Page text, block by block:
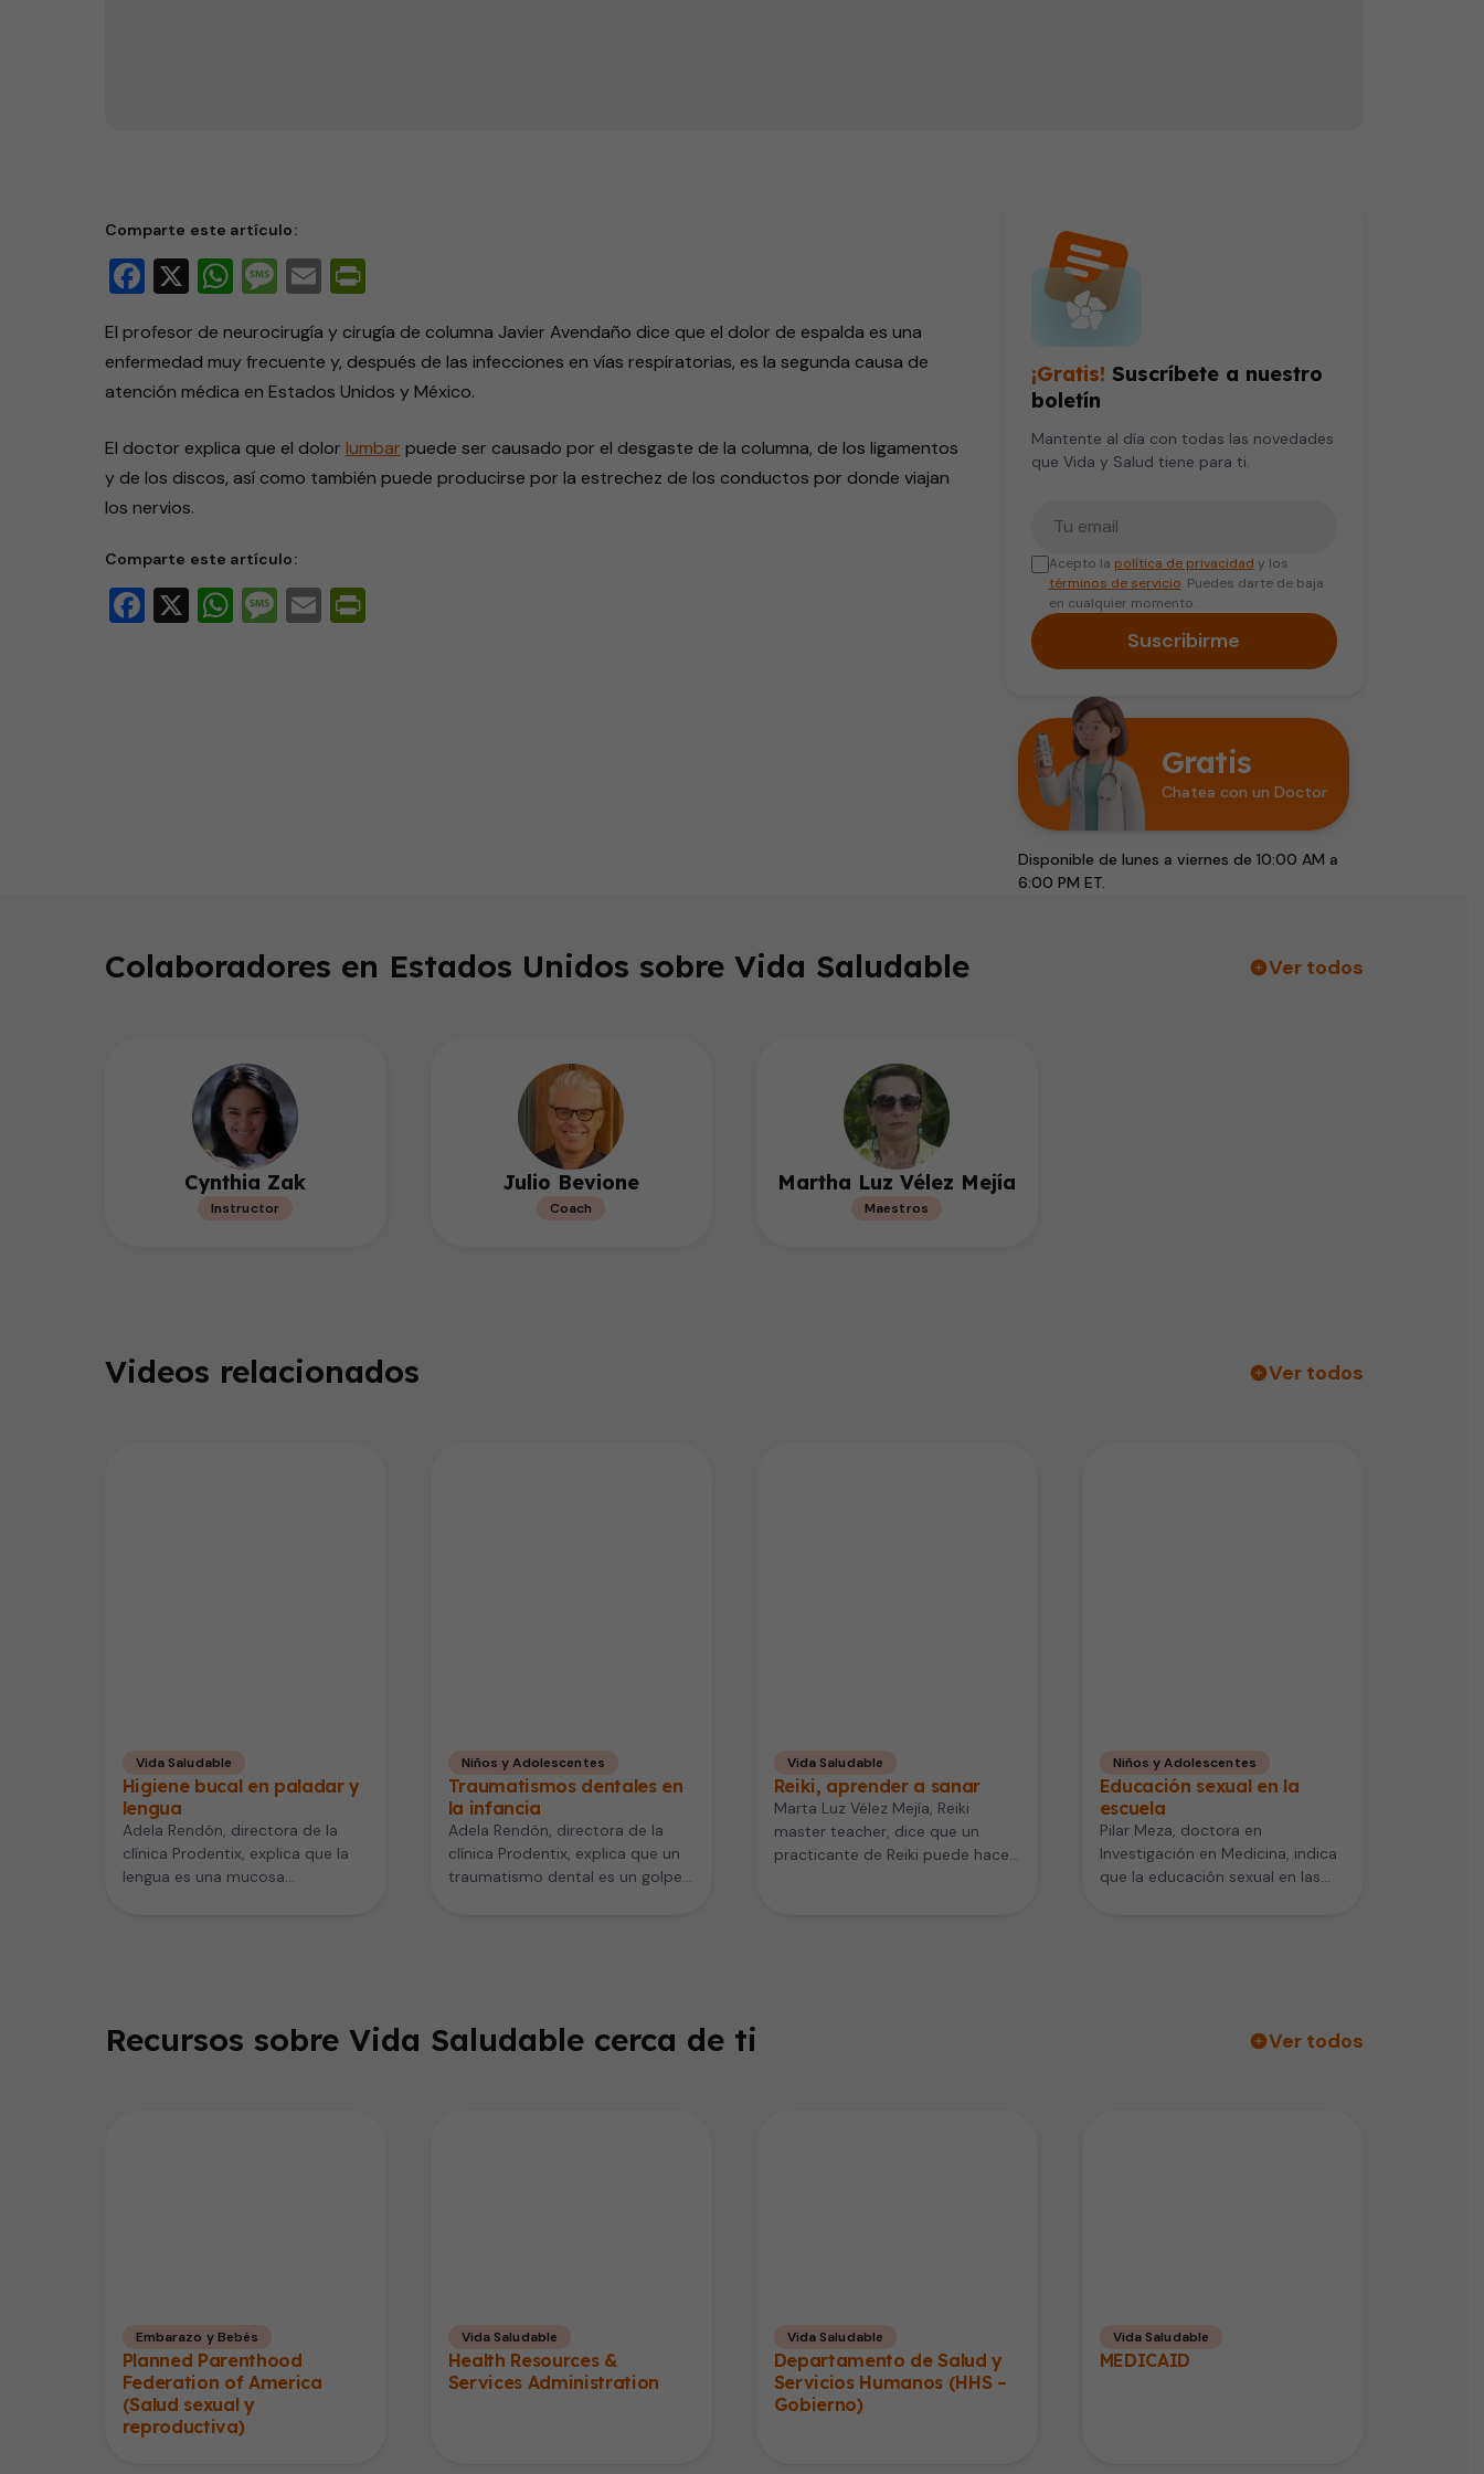
seconds
Volume
90%
Comparte este artículo:
Facebook
X WhatsApp
Message
EmailPrintFriendly
El profesor de neurocirugía y cirugía de columna Javier Avendaño dice que el dolor de espalda es una
enfermedad muy frecuente y, después de las infecciones en vías respiratorias, es la segunda causa de
atención médica en Estados Unidos y México.
El doctor explica que el dolor lumbar puede ser causado por el desgaste de la columna, de los ligamentos
y de los discos, así como también puede producirse por la estrechez de los conductos por donde viajan
los nervios.
Comparte este artículo:
Facebook
X WhatsApp
Message
EmailPrintFriendly
¡Gratis! Suscríbete a nuestro
boletín
Mantente al día con todas las novedades
que Vida y Salud tiene para ti.
Acepto la política de privacidad y los
términos de servicio. Puedes darte de baja
en cualquier momento.
Suscribirme
Gratis
Chatea con un Doctor
Disponible de lunes a viernes de 10:00 AM a
6:00 PM ET.
Colaboradores en Estados Unidos sobre Vida Saludable Ver todos
Cynthia Zak
Instructor
Julio Bevione
Coach
Martha Luz Vélez Mejía
Maestros
Videos relacionados Ver todos
Vida Saludable
Higiene bucal en paladar y
lengua
Adela Rendón, directora de la
clínica Prodentix, explica que la
lengua es una mucosa
Niños y Adolescentes
Traumatismos dentales en
la infancia
Adela Rendón, directora de la
clínica Prodentix, explica que un
traumatismo dental es un golpe
Vida Saludable
Reiki, aprender a sanar
Marta Luz Vélez Mejía, Reiki
master teacher, dice que un
practicante de Reiki puede hacer
Niños y Adolescentes
Educación sexual en la
escuela
Pilar Meza, doctora en
Investigación en Medicina, indica
que la educación sexual en las
Recursos sobre Vida Saludable cerca de ti Ver todos
Embarazo y Bebés
Planned Parenthood
Federation of America
(Salud sexual y
reproductiva)
Vida Saludable
Health Resources &
Services Administration
Vida Saludable
Departamento de Salud y
Servicios Humanos (HHS –
Gobierno)
Vida Saludable
MEDICAID